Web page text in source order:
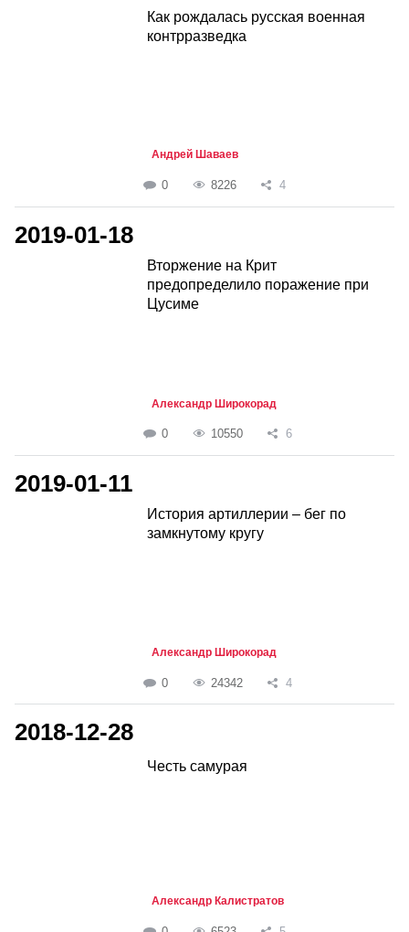
Как рождалась русская военная
контрразведка
Андрей Шаваев
0 8226 4
2019-01-18
Вторжение на Крит
предопределило поражение при
Цусиме
Александр Широкорад
0 10550 6
2019-01-11
История артиллерии – бег по
замкнутому кругу
Александр Широкорад
0 24342 4
2018-12-28
Честь самурая
Александр Калистратов